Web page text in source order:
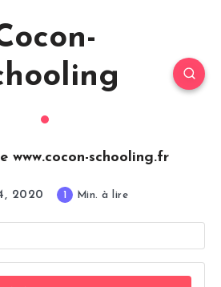
www.cocon-schooling.fr
2020 1 Min. à lire